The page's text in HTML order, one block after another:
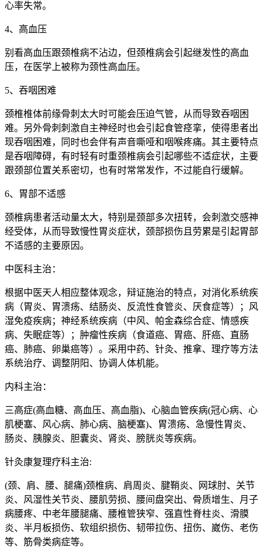
心率失常。
4、高血压
别看高血压跟颈椎病不沾边，但颈椎病会引起继发性的高血
压，在医学上被称为颈性高血压。
5、吞咽困难
颈椎椎体前缘骨刺太大时可能会压迫气管，从而导致吞咽困
难。另外骨刺刺激自主神经时也会引起食管痉挛，使得患者出
现吞咽困难，同时也会伴有声音嘶哑和咽喉疼痛。其主要特点
是吞咽障碍，有时轻有时重颈椎病会引起哪些不适症状，主要
跟颈部位置关系密切，也有时常常发作，不过能自行缓解。
6、胃部不适感
颈椎病患者活动量太大，特别是颈部多次扭转，会刺激交感神
经受体，从而导致慢性胃炎症状，颈部损伤且劳累是引起胃部
不适感的主要原因。
中医科主治：
根据中医天人相应整体观念，辩证施治的特点，对消化系统疾
病（胃炎、胃溃疡、结肠炎、反流性食管炎、厌食症等）；风
湿免疫疾病；神经系统疾病（中风、帕金森综合症、情感疾
病、失眠症等）；肿瘤性疾病（食道癌、胃癌、肝癌、直肠
癌、肺癌、卵巢癌等）。采用中药、针灸、推拿、理疗等方法
系统治疗、调整阴阳、协调人体机能。
内科主治：
三高症(高血糖、高血压、高血脂)、心脑血管疾病(冠心病、心
肌梗塞、风心病、肺心病、脑梗塞)、胃溃疡、急慢性胃炎、
肠炎、胰腺炎、胆囊炎、肾炎、膀胱炎等疾病。
针灸康复理疗科主治:
(颈、肩、腰、腿痛)颈椎病、肩周炎、腱鞘炎、网球肘、关节
炎、风湿性关节炎、腰肌劳损、腰间盘突出、骨质增生、月子
病腰疼、中老年腰腿痛、腰椎管狭窄、强直性脊柱炎、滑膜
炎、半月板损伤、软组织损伤、韧带拉伤、扭伤、崴伤、老伤
等、筋骨类病症等。